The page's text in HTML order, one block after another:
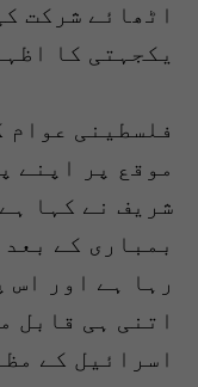
اٹھائے شرکت
یکجہتی کا
فلسطینی عوام
موقع پر اپنے
شریف نے کہا
بمباری کے
رہا ہے اور اس
اتنی ہی قابل
اسرائیل کے